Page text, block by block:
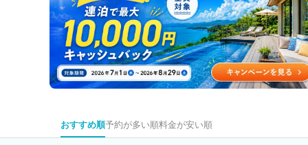
おすすめ順予約が多い順料金が安い順